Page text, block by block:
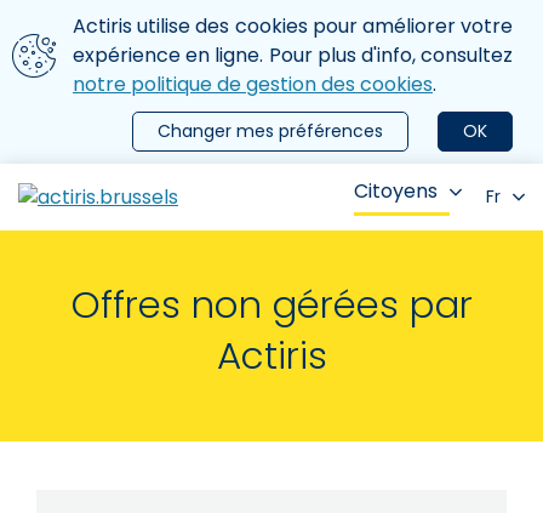
Aller au contenu principal
Nous utilisons des cookies
Actiris utilise des cookies pour améliorer votre
expérience en ligne. Pour plus d'info, consultez
notre politique de gestion des cookies.
OK
Changer mes préférences
le menu
Citoyens Fr
Offres non gérées par
Actiris